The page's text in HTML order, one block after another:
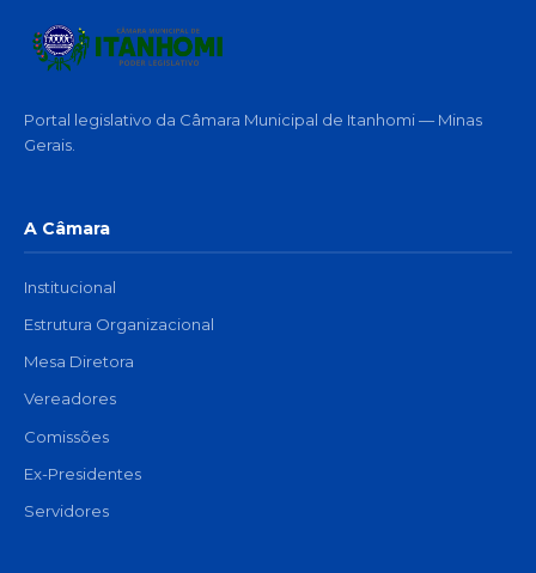
Portal legislativo da Câmara Municipal de Itanhomi — Minas
Gerais.
A Câmara
Institucional
Estrutura Organizacional
Mesa Diretora
Vereadores
Comissões
Ex-Presidentes
Servidores